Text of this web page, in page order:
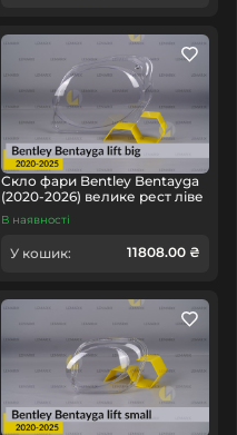
Скло фари Bentley Bentayga
(2020-2026) велике рест ліве
В наявності
У кошик: 11808.00 ₴